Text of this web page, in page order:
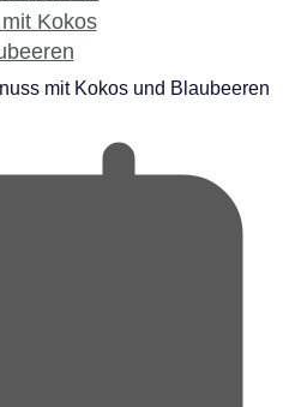
mit Kokos und Blaubeeren